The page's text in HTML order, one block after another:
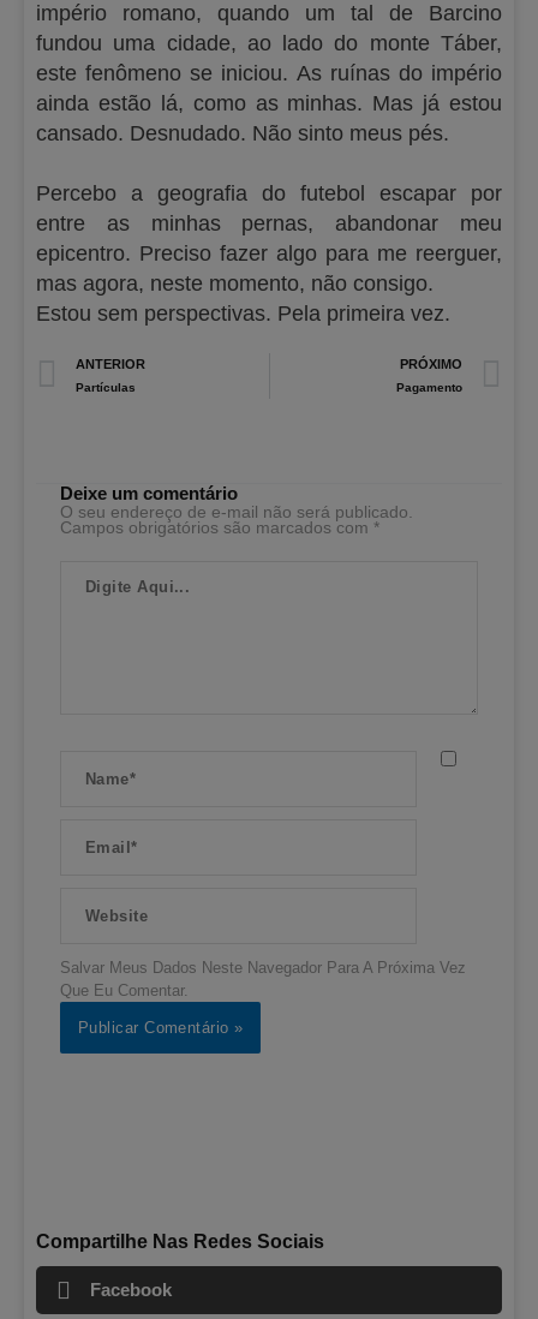
império romano, quando um tal de Barcino
fundou uma cidade, ao lado do monte Táber,
este fenômeno se iniciou. As ruínas do império
ainda estão lá, como as minhas. Mas já estou
cansado. Desnudado. Não sinto meus pés.
Percebo a geografia do futebol escapar por
entre as minhas pernas, abandonar meu
epicentro. Preciso fazer algo para me reerguer,
mas agora, neste momento, não consigo.
Estou sem perspectivas. Pela primeira vez.
Prev
ANTERIOR
Partículas
PRÓXIMO
Pagamento
Deixe um comentário
O seu endereço de e-mail não será publicado.
Campos obrigatórios são marcados com *
Aqui...
Salvar Meus Dados Neste Navegador Para A Próxima Vez
Que Eu Comentar.
Compartilhe Nas Redes Sociais
Facebook